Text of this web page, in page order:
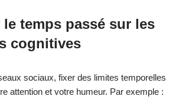
le temps passé sur les
cognitives
sociaux, fixer des limites temporelles
attention et votre humeur. Par exemple :